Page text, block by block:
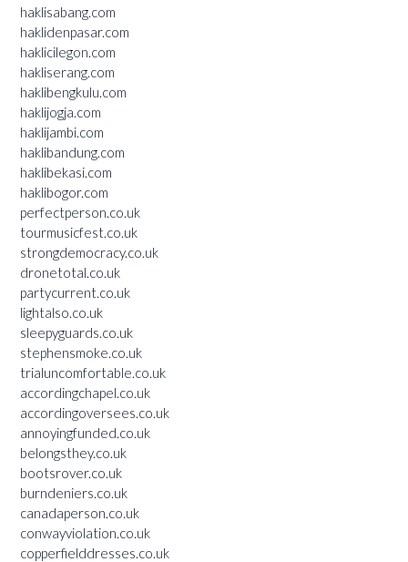
haklisabang.com
haklidenpasar.com
haklicilegon.com
hakliserang.com
haklibengkulu.com
haklijogja.com
haklijambi.com
haklibandung.com
haklibekasi.com
haklibogor.com
perfectperson.co.uk
tourmusicfest.co.uk
strongdemocracy.co.uk
dronetotal.co.uk
partycurrent.co.uk
lightalso.co.uk
sleepyguards.co.uk
stephensmoke.co.uk
trialuncomfortable.co.uk
accordingchapel.co.uk
accordingoversees.co.uk
annoyingfunded.co.uk
belongsthey.co.uk
bootsrover.co.uk
burndeniers.co.uk
canadaperson.co.uk
conwayviolation.co.uk
copperfielddresses.co.uk